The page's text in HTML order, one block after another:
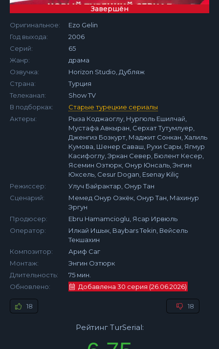
Завершён
Оригинальное:
Ezo Gelin
Год выхода:
2006
Серий:
65
Жанр:
драма
Озвучка:
Horizon Studio, Дубляж
Страна:
Турция
Телеканал:
Show TV
В подборках:
Старые турецкие сериалы
Актеры:
Рыза Коджаоглу, Нургюль Ешилчай,
Мустафа Авкыран, Серхат Тутумлуер,
Дженгиз Бозкурт, Маджит Сонкан, Халиль
Кумова, Шенер Саваш, Рухи Сары, Ягмур
Касифоглу, Эркан Север, Бюлент Кесер,
Ясемин Озтюрк, Онур Юнсаль, Энгин
Юксель, Cesur Dogan, Esenay Kiliç
Режиссер:
Улуч Байрактар, Онур Тан
Сценарий:
Мемед Онур Озкёк, Онур Тан, Махинур
Эргун
Продюсер:
Ebru Hamamcioglu, Ясар Ирвюль
Оператор:
Илкай Ишык, Baybars Tekin, Вейсель
Текшахин
Композитор:
Ариф Саг
Монтаж:
Энгин Озтюрк
Длительность:
75 мин.
Обновлено:
Добавлена 30 серия (26.06.2026)
18 18
Рейтинг TurSerial: